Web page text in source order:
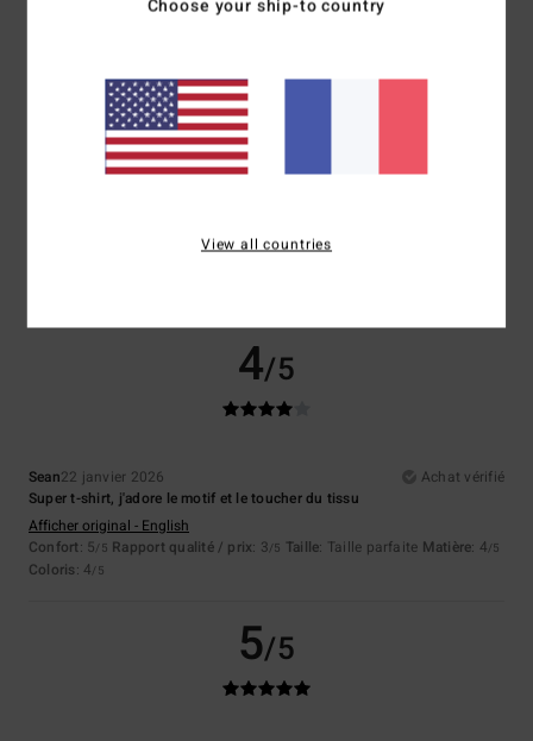
5
4/5
Sean22 janvier 2026
Achat vérifié
Super t-shirt, j'adore le motif et le toucher du tissu
Afficher original - English
Confort: 5/5 Rapport qualité / prix: 3/5 Taille: Taille parfaite Matière: 4/5
Coloris: 4/5
5/5
Choose your ship-to country
View all countries